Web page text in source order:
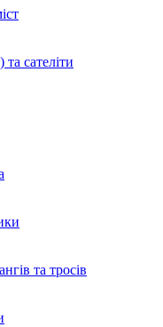
сателіти
та тросів